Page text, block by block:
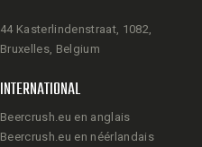
44 Kasterlindenstraat, 1082,
Bruxelles, Belgium
INTERNATIONAL
Beercrush.eu en anglais
Beercrush.eu en néérlandais